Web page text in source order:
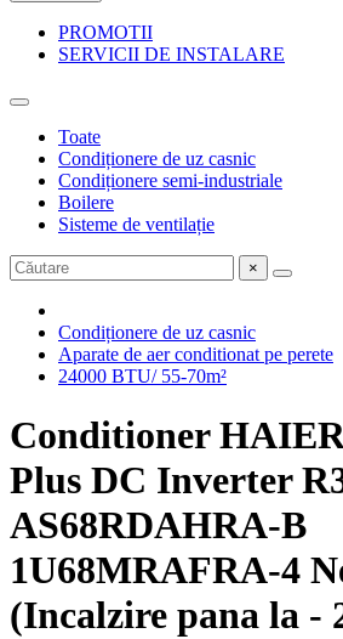
PROMOTII
SERVICII DE INSTALARE
Toate
Condiționere de uz casnic
Condiționere semi-industriale
Boilere
Sisteme de ventilație
×
Condiționere de uz casnic
Aparate de aer conditionat pe perete
24000 BTU/ 55-70m²
Conditioner
Plus DC Inverter
AS68RDAHRA-B
1U68MRAFRA-4
(Incalzire pana la -